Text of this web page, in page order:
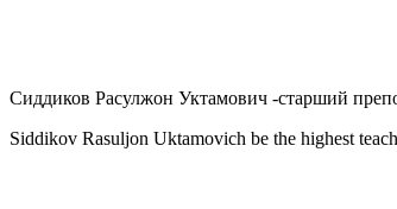
Сиддиков Расулжон Уктамович -старший
Siddikov Rasuljon Uktamovich be the highest